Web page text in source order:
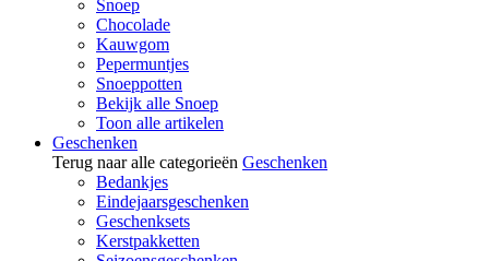
Snoep
Chocolade
Kauwgom
Pepermuntjes
Snoeppotten
Bekijk alle Snoep
Toon alle artikelen
Geschenken
Terug naar alle categorieën Geschenken
Bedankjes
Eindejaarsgeschenken
Geschenksets
Kerstpakketten